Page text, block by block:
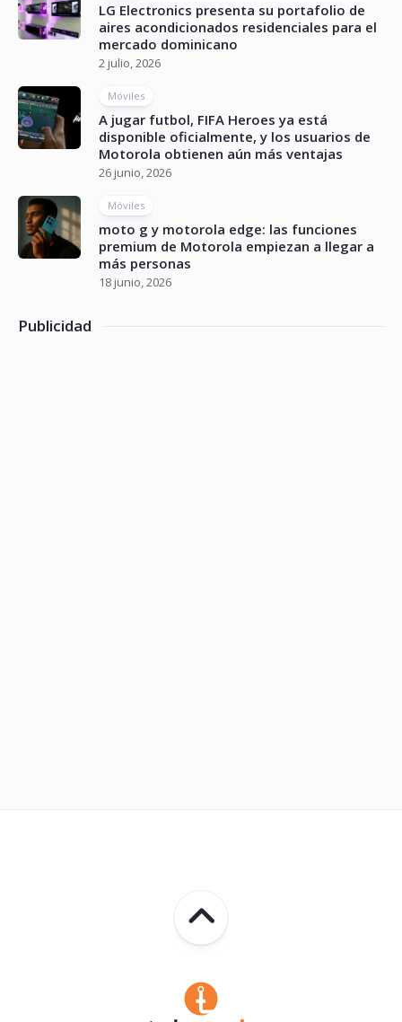
LG Electronics presenta su portafolio de
aires acondicionados residenciales para el
mercado dominicano
2 julio, 2026
Móviles
A jugar futbol, FIFA Heroes ya está
disponible oficialmente, y los usuarios de
Motorola obtienen aún más ventajas
26 junio, 2026
Móviles
moto g y motorola edge: las funciones
premium de Motorola empiezan a llegar a
más personas
18 junio, 2026
Publicidad